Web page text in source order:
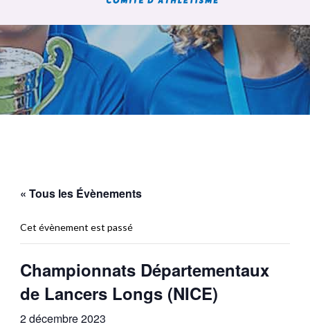
« Tous les Évènements
Cet évènement est passé
Championnats Départementaux
de Lancers Longs (NICE)
2 décembre 2023